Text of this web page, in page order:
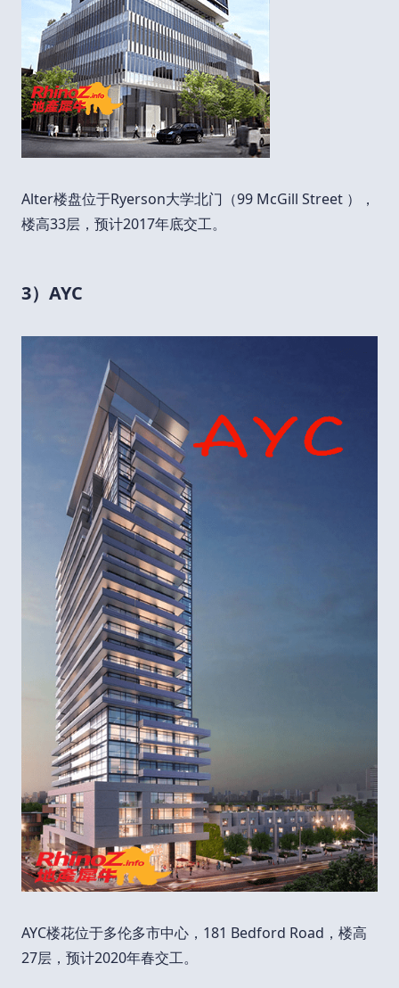
Alter楼盘位于Ryerson大学北门（99 McGill Street ），
楼高33层，预计2017年底交工。
3）AYC
AYC楼花位于多伦多市中心，181 Bedford Road，楼高
27层，预计2020年春交工。